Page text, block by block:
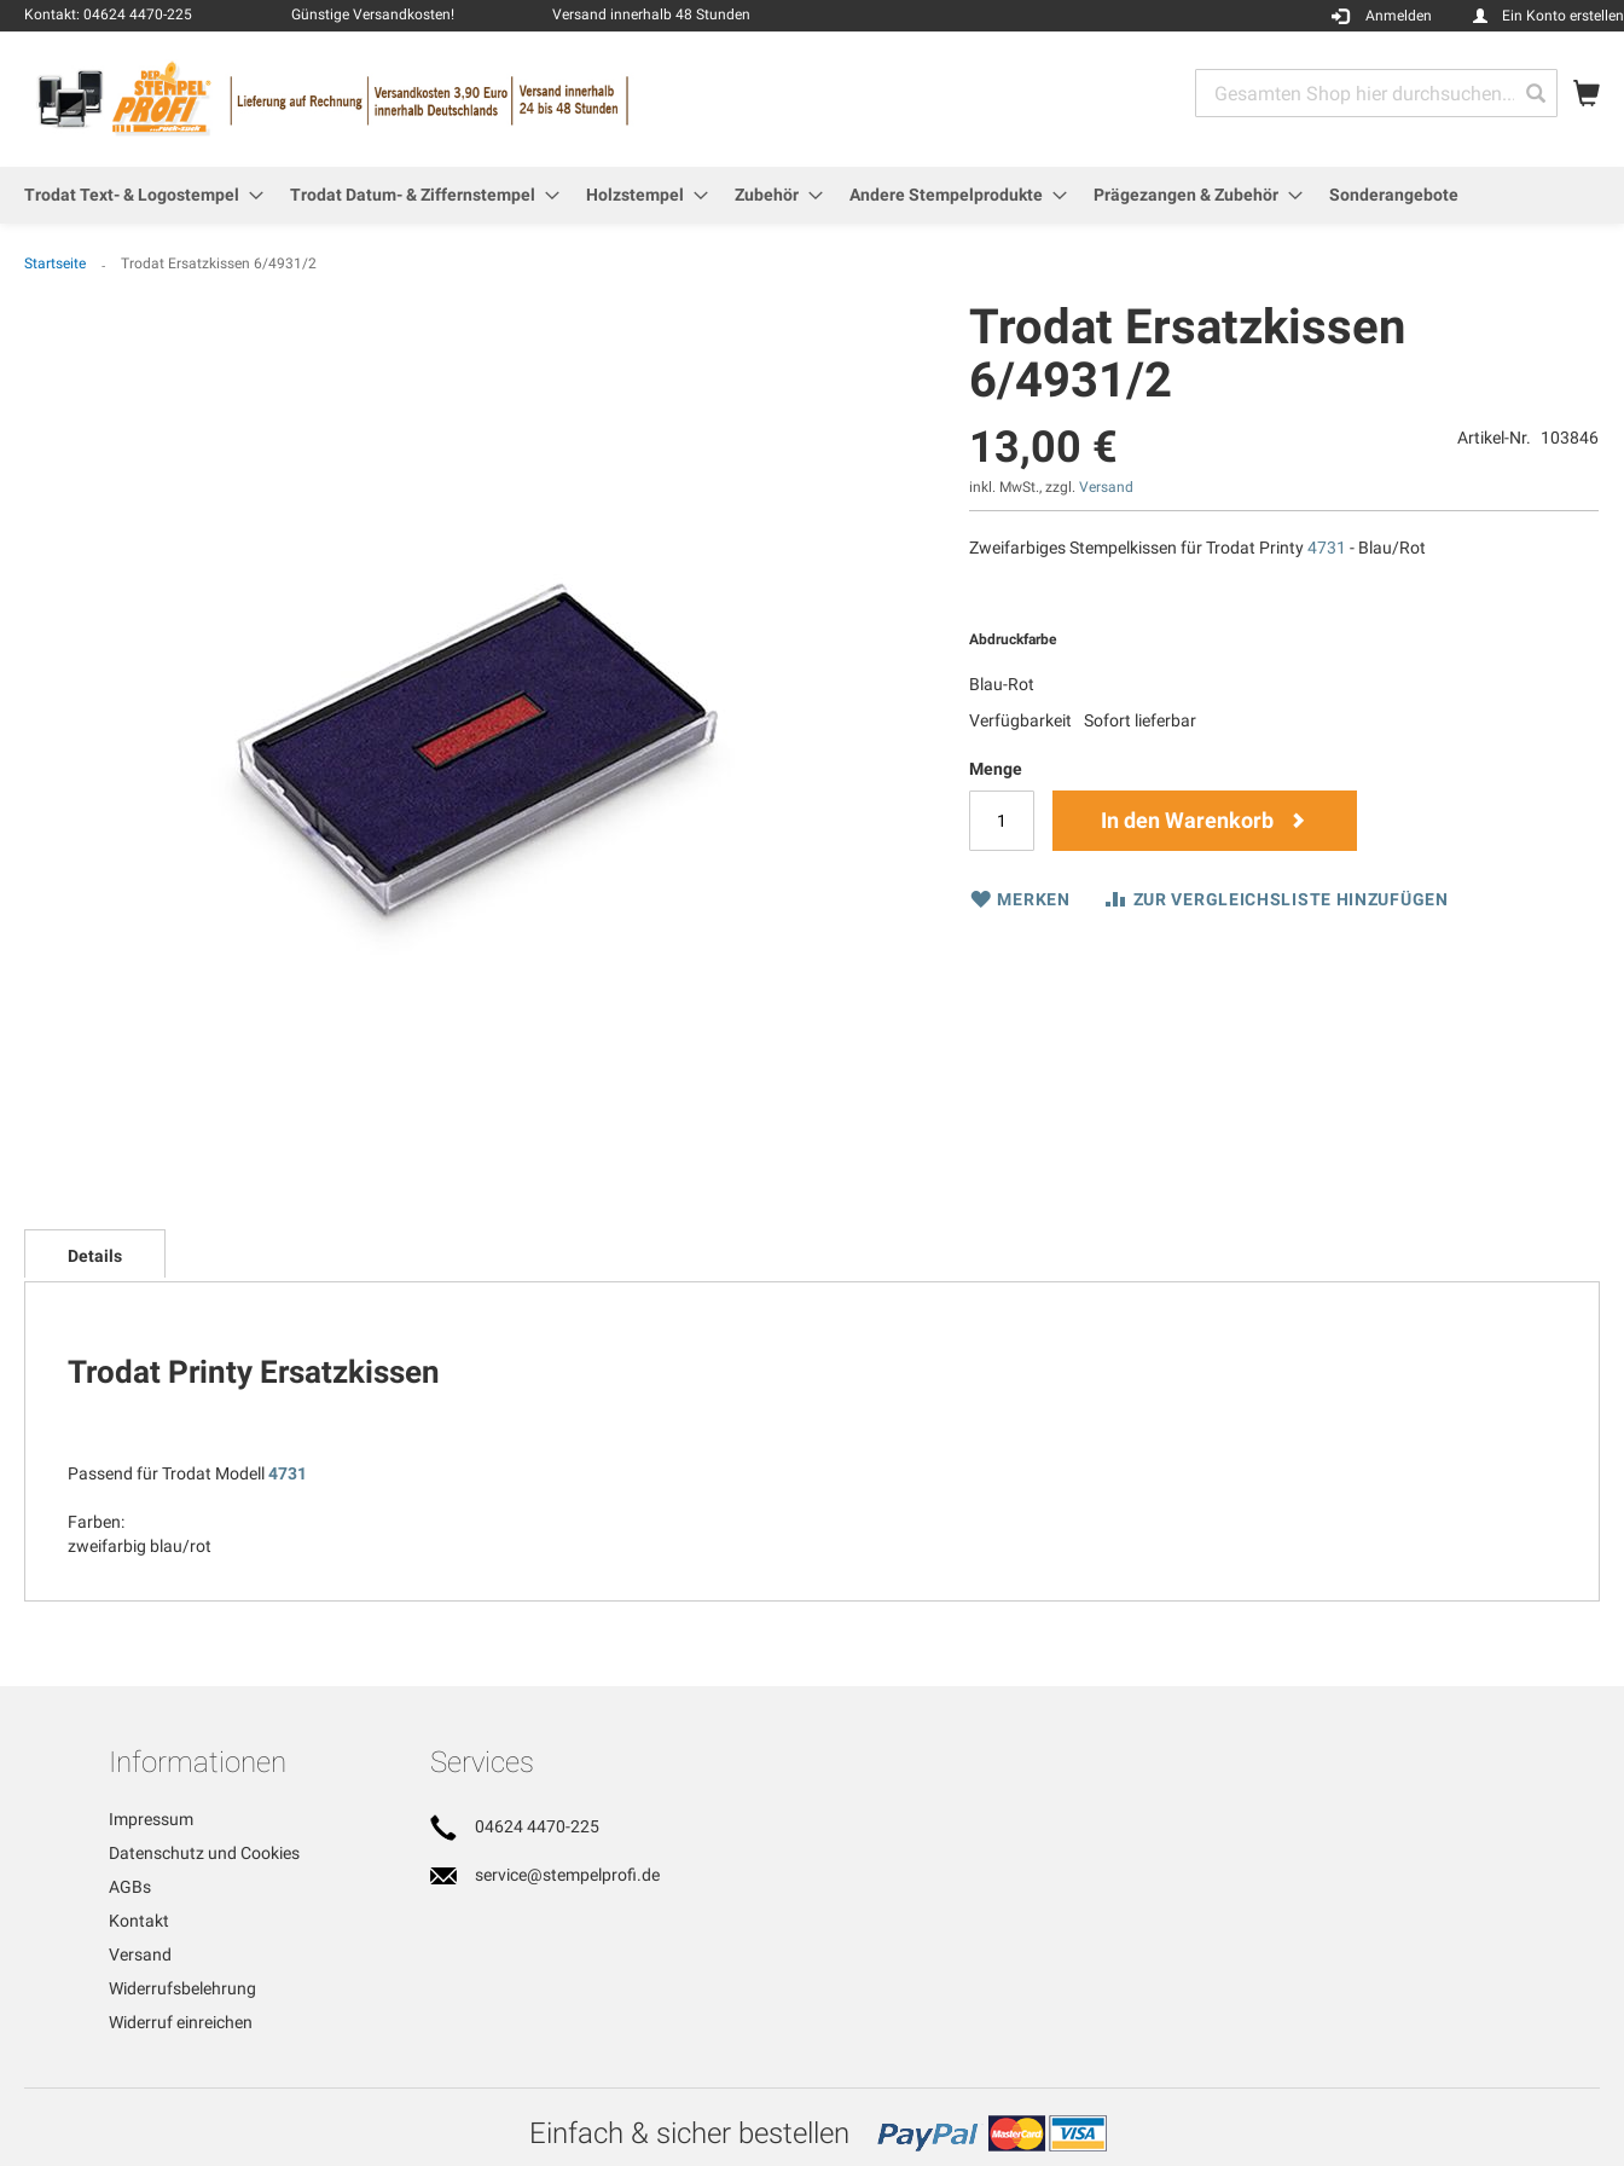
Kontakt: 04624 4470-225 Günstige Versandkosten! Versand innerhalb 48 Stunden Anmelden Ein Konto erstellen
Search
Trodat Text- & Logostempel Trodat Datum- & Ziffernstempel Holzstempel Zubehör Andere Stempelprodukte Prägezangen & Zubehör Sonderangebote
Startseite Trodat Ersatzkissen 6/4931/2
Anfang
Bildgalerie
Trodat Ersatzkissen
6/4931/2
13,00 €
inkl. MwSt., zzgl.Versand
Artikel-Nr. 103846
Zweifarbiges Stempelkissen für Trodat Printy4731 - Blau/Rot
Abdruckfarbe
Blau-Rot
Verfügbarkeit
Sofort lieferbar
Menge
In den Warenkorb
MERKEN ZUR VERGLEICHSLISTE HINZUFÜGEN
Details
Trodat Printy Ersatzkissen
Passend für Trodat Modell4731
Farben:
zweifarbig blau/rot
Informationen
Impressum
Datenschutz und Cookies
AGBs
Kontakt
Versand
Widerrufsbelehrung
Widerruf einreichen
Services
04624 4470-225
service@stempelprofi.de
Einfach & sicher bestellen